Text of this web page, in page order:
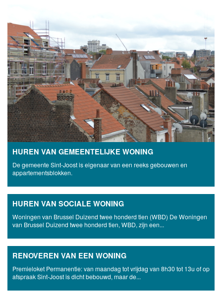
HUREN VAN GEMEENTELIJKE WONING
De gemeente Sint-Joost is eigenaar van een reeks gebouwen en
appartementsblokken.
HUREN VAN SOCIALE WONING
Woningen van Brussel Duizend twee honderd tien (WBD) De Woningen
van Brussel Duizend twee honderd tien, WBD, zijn een...
RENOVEREN VAN EEN WONING
Premieloket Permanentie: van maandag tot vrijdag van 8h30 tot 13u of op
afspraak Sint-Joost is dicht bebouwd, maar de...